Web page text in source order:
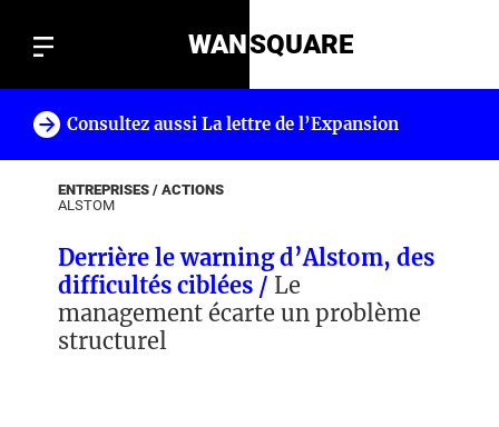
WANSQUARE
Consultez aussi La lettre de l’Expansion
ENTREPRISES / ACTIONS
ALSTOM
Derrière le warning d’Alstom, des
difficultés ciblées / Le
management écarte un problème
structurel